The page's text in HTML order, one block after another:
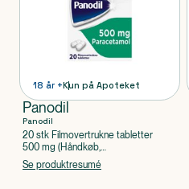
18 år +Kun på Apoteket
Panodil
Panodil
20 stk Filmovertrukne tabletter
500 mg (Håndkøb,
apoteksforbeholdt), Paracetamol
Se produktresumé